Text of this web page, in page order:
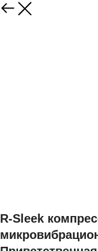
R-Sleek